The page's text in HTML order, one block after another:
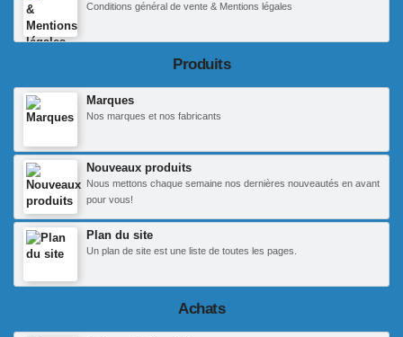
Conditions général de vente & Mentions légales
Produits
Marques
Nos marques et nos fabricants
Nouveaux produits
Nous mettons chaque semaine nos dernières nouveautés en avant
pour vous!
Plan du site
Un plan de site est une liste de toutes les pages.
Achats